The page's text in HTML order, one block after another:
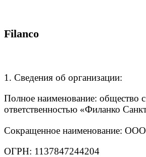
Filanco
1. Сведения об организации:
Полное наименование: общество
ответственностью «Филанко
Сокращенное наименование:
ОГРН: 1137847244204